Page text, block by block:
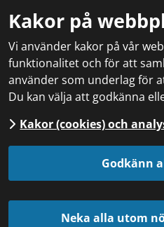
Kakor på
Vi använder kakor på vår
funktionalitet och för att
använder som underlag för
Du kan välja att godkänna
Kakor (cookies) och
Godkänn
Neka alla utom